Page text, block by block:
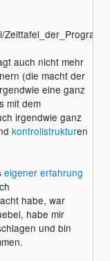
auch nicht mehr
(die macht der
eine ganz
mit dem
irgendwie ganz
kontrollstrukturen
eigener erfahrung
habe, war
habe mir
und bin